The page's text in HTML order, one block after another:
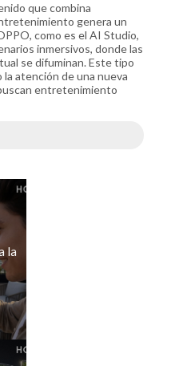
que combina
genera un
como es el AI Studio,
inmersivos, donde las
se difuminan. Este tipo
atención de una nueva
entretenimiento
la